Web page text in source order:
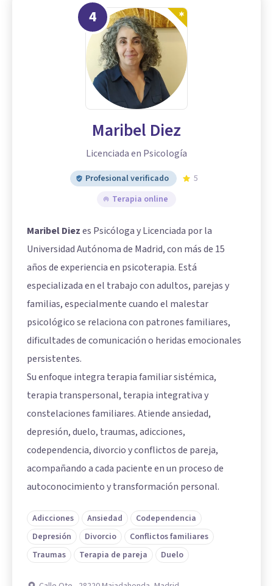
4
Maribel Diez
Licenciada en Psicología
Profesional verificado
5
Terapia online
Maribel Diezes Psicóloga y Licenciada por la
Universidad Autónoma de Madrid, con más de 15
años de experiencia en psicoterapia. Está
especializada en el trabajo con adultos, parejas y
familias, especialmente cuando el malestar
psicológico se relaciona con patrones familiares,
dificultades de comunicación o heridas emocionales
persistentes.
Su enfoque integra terapia familiar sistémica,
terapia transpersonal, terapia integrativa y
constelaciones familiares. Atiende ansiedad,
depresión, duelo, traumas, adicciones,
codependencia, divorcio y conflictos de pareja,
acompañando a cada paciente en un proceso de
autoconocimiento y transformación personal.
Adicciones Ansiedad
Codependencia
Depresión
Divorcio
Conflictos familiares
Traumas
Terapia de pareja Duelo